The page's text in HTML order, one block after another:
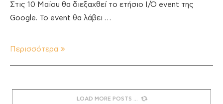
Στις 10 Μαΐου θα διεξαχθεί το ετήσιο Ι/Ο event της
Google. Το event θα λάβει …
Περισσότερα
LOAD MORE POSTS